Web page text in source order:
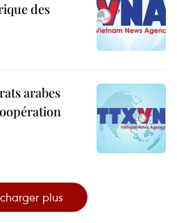
des
arabes
plus